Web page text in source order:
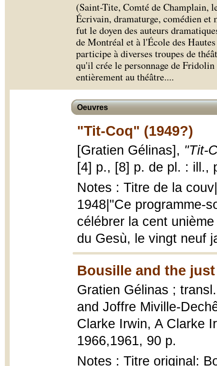
(Saint-Tite, Comté de Champlain,
Écrivain, dramaturge, comédien et
fut le doyen des auteurs
de Montréal et à l'École des
participe à diverses troupes de
qu'il crée le personnage de Fridolin
entièrement au théâtre....
Oeuvres
"Tit-Coq" (1949?)
[Gratien Gélinas], "Tit-
[4] p., [8] p. de pl. : ill.,
Notes : Titre de la
1948|"Ce programme-
célébrer la cent
du Gesù, le vingt neuf
Bousille and the just
Gratien Gélinas ;
and Joffre Miville-
Clarke Irwin, A Clarke
1966,1961, 90 p.
Notes : Titre original: